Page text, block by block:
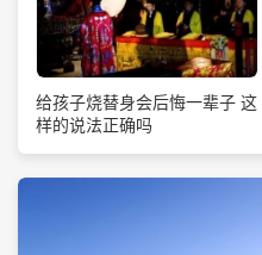
给孩子烧替身会后悔一辈子 这
样的说法正确吗